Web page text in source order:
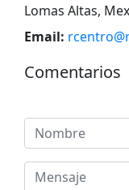
Lomas Altas,
Email:
Comentarios